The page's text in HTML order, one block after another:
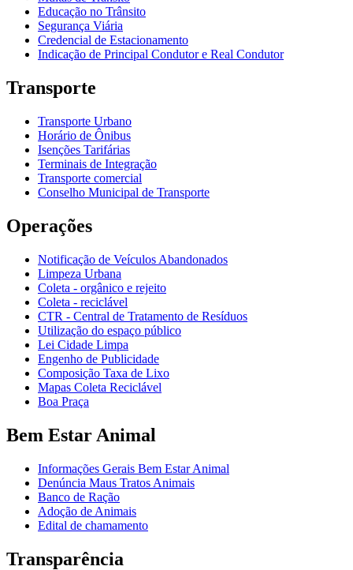
Educação no Trânsito
Segurança Viária
Credencial de Estacionamento
Indicação de Principal Condutor e Real Condutor
Transporte
Transporte Urbano
Horário de Ônibus
Isenções Tarifárias
Terminais de Integração
Transporte comercial
Conselho Municipal de Transporte
Operações
Notificação de Veículos Abandonados
Limpeza Urbana
Coleta - orgânico e rejeito
Coleta - reciclável
CTR - Central de Tratamento de Resíduos
Utilização do espaço público
Lei Cidade Limpa
Engenho de Publicidade
Composição Taxa de Lixo
Mapas Coleta Reciclável
Boa Praça
Bem Estar Animal
Informações Gerais Bem Estar Animal
Denúncia Maus Tratos Animais
Banco de Ração
Adoção de Animais
Edital de chamamento
Transparência